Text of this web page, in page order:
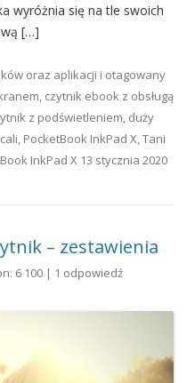
wyróżnia się na tle swoich
[…]
oraz aplikacji i otagowany
, czytnik ebook z obsługą
z podświetleniem, duży
, PocketBook InkPad X,Tani
InkPad X 13 stycznia 2020
– zestawienia
6 100 | 1 odpowiedź